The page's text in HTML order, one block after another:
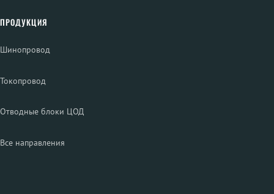
ПРОДУКЦИЯ
Шинопровод
Токопровод
Отводные блоки ЦОД
Все направления